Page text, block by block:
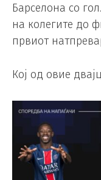
Барселона со
на колегите до
првиот
Кој од овие